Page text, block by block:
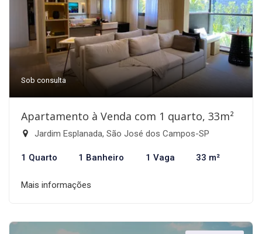
Sob consulta
Apartamento à Venda com 1 quarto, 33m²
Jardim Esplanada, São José dos Campos-SP
1 Quarto 1 Banheiro 1 Vaga 33 m²
Mais informações